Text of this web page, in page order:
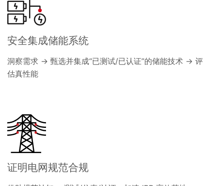
安全集成储能系统
洞察需求 → 甄选并集成“已测试/已认证”的储能技术 → 评
估真性能
证明电网规范合规